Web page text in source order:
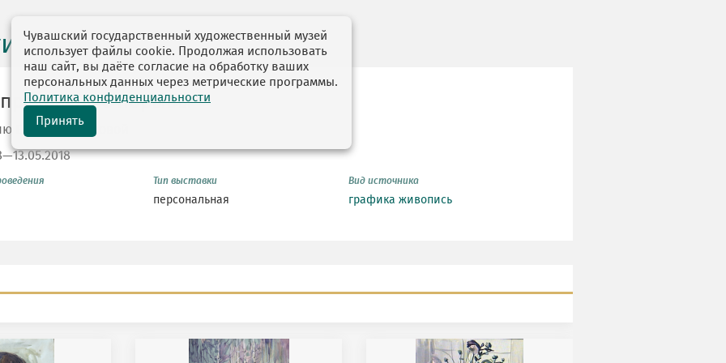
выставок
порывы
Елены Бургуловой
Тип выставки
персональная
Вид источника
графика живопись
Чувашский государственный художественный музей
использует файлы cookie. Продолжая использовать
наш сайт, вы даёте согласие на обработку ваших
персональных данных через метрические программы.
Политика конфиденциальности
Принять